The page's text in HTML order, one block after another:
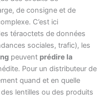
de consigne et de
C’est ici
téraoctets de données
sociales, trafic), les
peuvent prédire la
Pour un distributeur de
quand et en quelle
lentilles ou des produits